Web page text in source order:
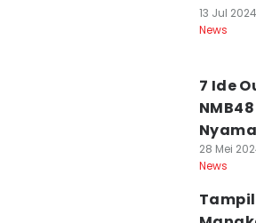
13 Jul
News
7 Ide
28 Mei
News